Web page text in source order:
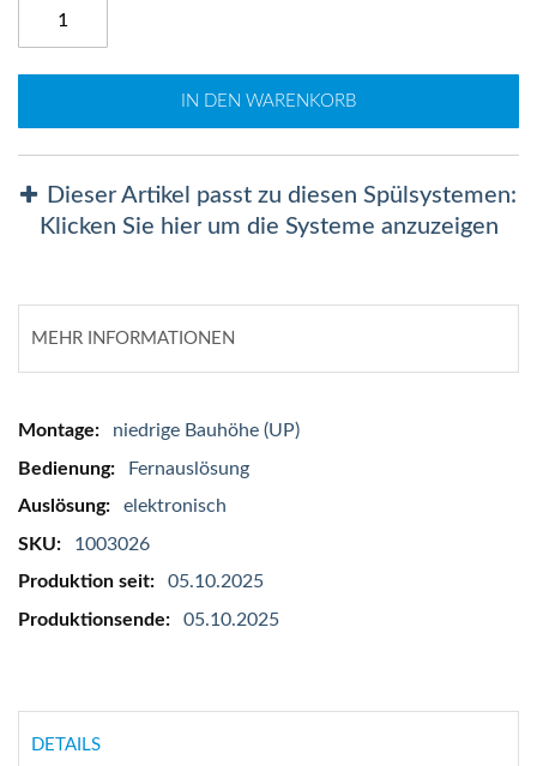
IN DEN WARENKORB
Dieser Artikel passt zu diesen Spülsystemen:
Klicken Sie hier um die Systeme anzuzeigen
MEHR INFORMATIONEN
Mehr
Informationen
niedrige Bauhöhe (UP)
Fernauslösung
elektronisch
1003026
05.10.2025
05.10.2025
DETAILS